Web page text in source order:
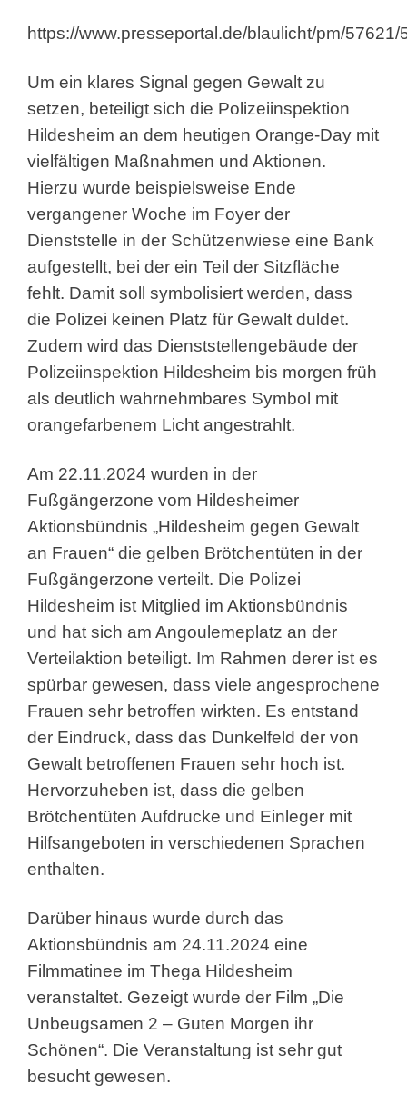
https://www.presseportal.de/blaulicht/pm/57621/
Um ein klares Signal gegen Gewalt zu
setzen, beteiligt sich die Polizeiinspektion
Hildesheim an dem heutigen Orange-Day mit
vielfältigen Maßnahmen und Aktionen.
Hierzu wurde beispielsweise Ende
vergangener Woche im Foyer der
Dienststelle in der Schützenwiese eine Bank
aufgestellt, bei der ein Teil der Sitzfläche
fehlt. Damit soll symbolisiert werden, dass
die Polizei keinen Platz für Gewalt duldet.
Zudem wird das Dienststellengebäude der
Polizeiinspektion Hildesheim bis morgen früh
als deutlich wahrnehmbares Symbol mit
orangefarbenem Licht angestrahlt.
Am 22.11.2024 wurden in der
Fußgängerzone vom Hildesheimer
Aktionsbündnis „Hildesheim gegen Gewalt
an Frauen“ die gelben Brötchentüten in der
Fußgängerzone verteilt. Die Polizei
Hildesheim ist Mitglied im Aktionsbündnis
und hat sich am Angoulemeplatz an der
Verteilaktion beteiligt. Im Rahmen derer ist es
spürbar gewesen, dass viele angesprochene
Frauen sehr betroffen wirkten. Es entstand
der Eindruck, dass das Dunkelfeld der von
Gewalt betroffenen Frauen sehr hoch ist.
Hervorzuheben ist, dass die gelben
Brötchentüten Aufdrucke und Einleger mit
Hilfsangeboten in verschiedenen Sprachen
enthalten.
Darüber hinaus wurde durch das
Aktionsbündnis am 24.11.2024 eine
Filmmatinee im Thega Hildesheim
veranstaltet. Gezeigt wurde der Film „Die
Unbeugsamen 2 – Guten Morgen ihr
Schönen“. Die Veranstaltung ist sehr gut
besucht gewesen.